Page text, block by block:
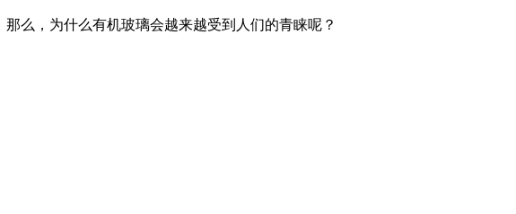
那么，为什么有机玻璃会越来越受到人们的青睐呢？